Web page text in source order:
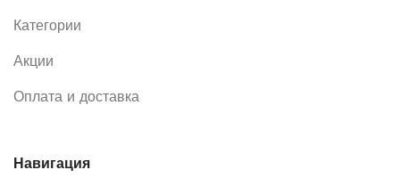
Категории
Акции
Оплата и доставка
Навигация